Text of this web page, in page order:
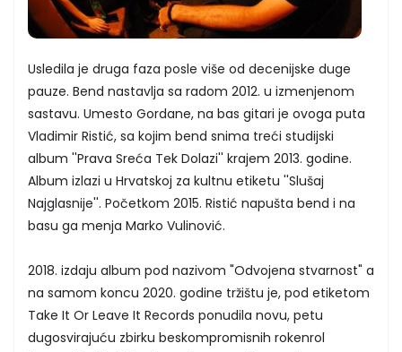
Usledila je druga faza posle više od decenijske duge
pauze. Bend nastavlja sa radom 2012. u izmenjenom
sastavu. Umesto Gordane, na bas gitari je ovoga puta
Vladimir Ristić, sa kojim bend snima treći studijski
album ''Prava Sreća Tek Dolazi'' krajem 2013. godine.
Album izlazi u Hrvatskoj za kultnu etiketu ''Slušaj
Najglasnije''. Početkom 2015. Ristić napušta bend i na
basu ga menja Marko Vulinović.
2018. izdaju album pod nazivom "Odvojena stvarnost" a
na samom koncu 2020. godine tržištu je, pod etiketom
Take It Or Leave It Records ponudila novu, petu
dugosvirajuću zbirku beskompromisnih rokenrol